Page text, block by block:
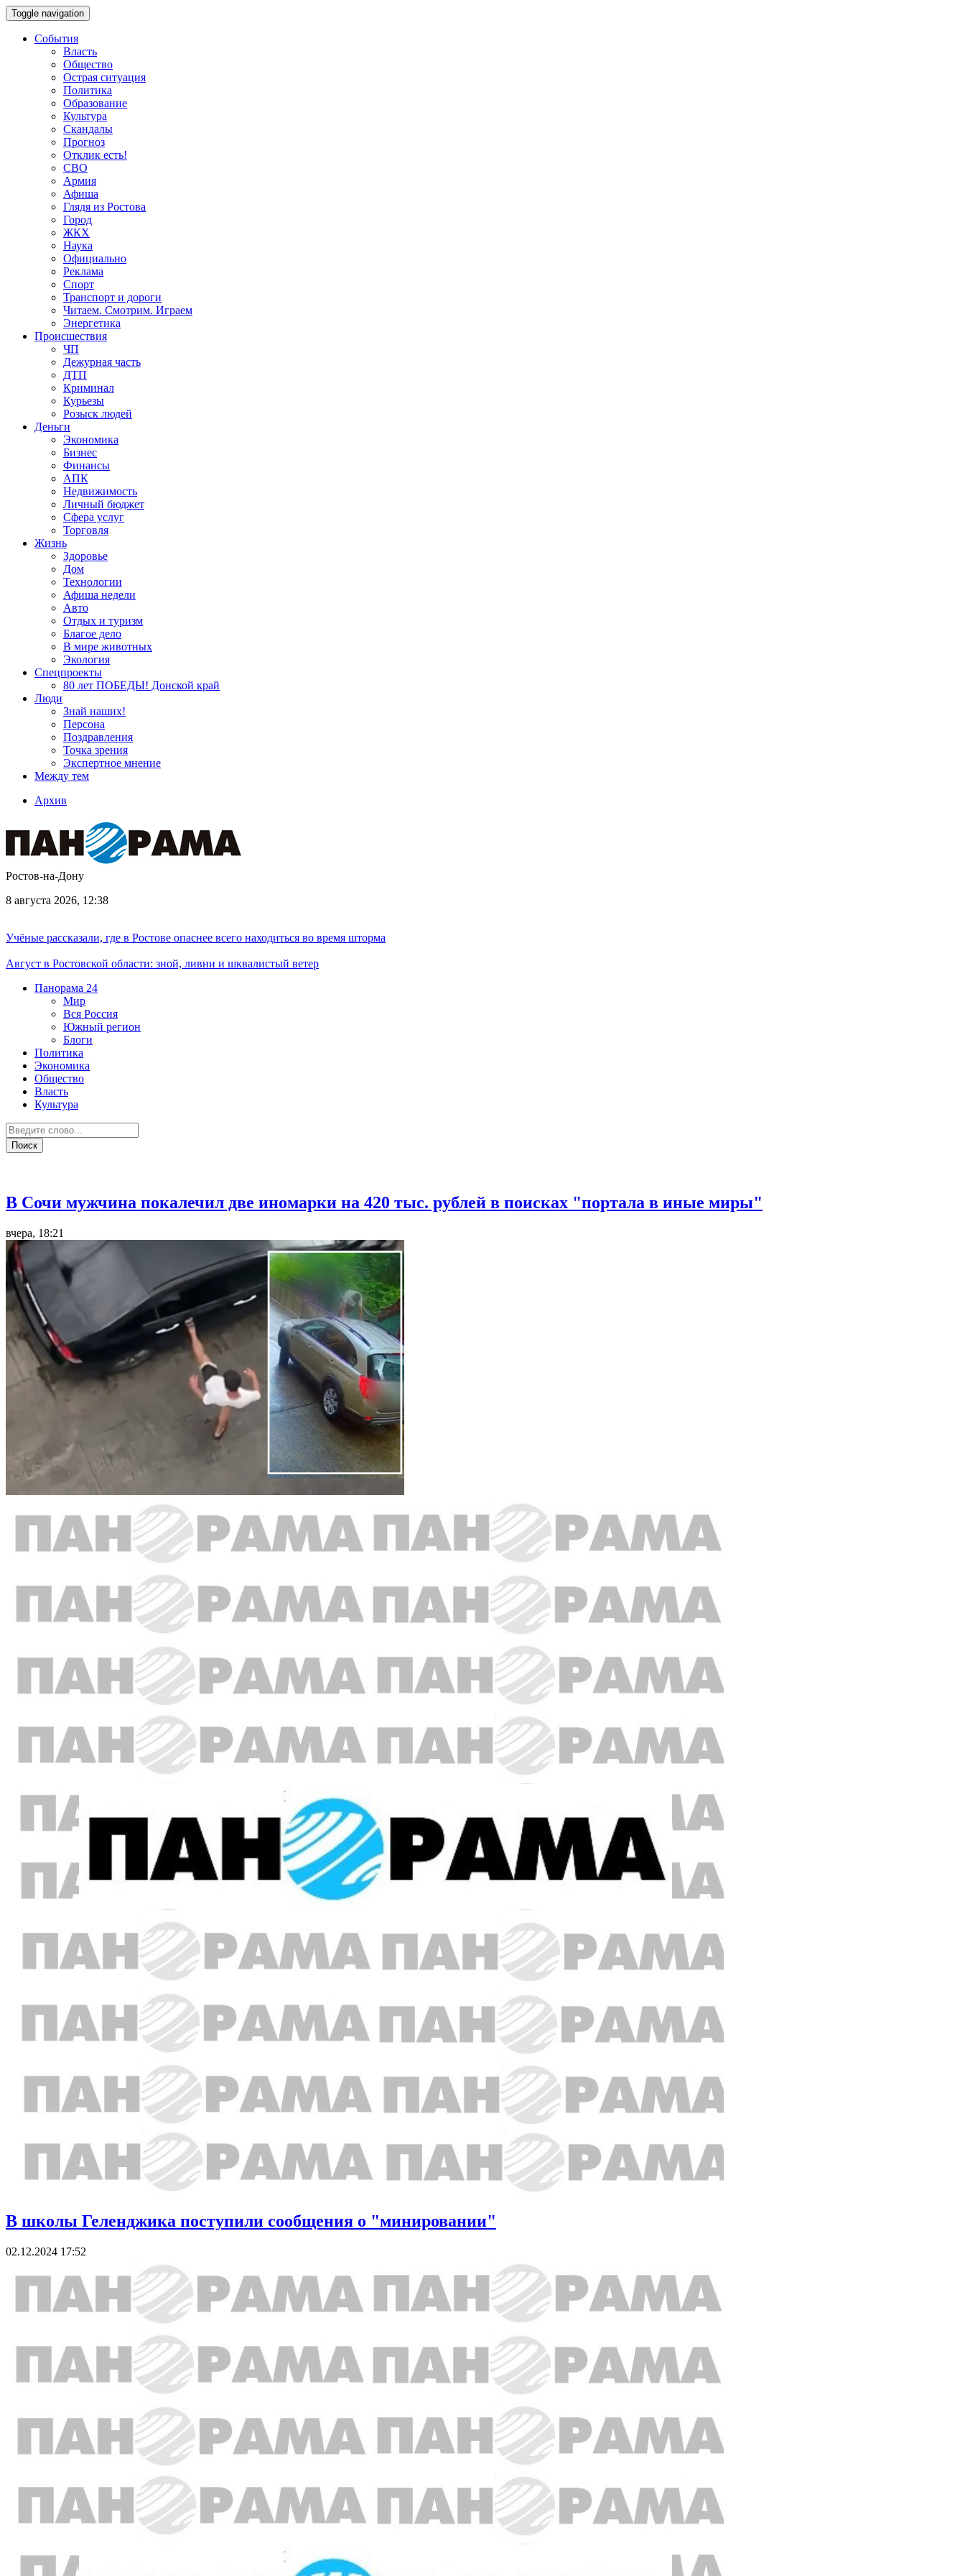
Toggle navigation
События
Власть
Общество
Острая ситуация
Политика
Образование
Культура
Скандалы
Прогноз
Отклик есть!
СВО
Армия
Афиша
Глядя из Ростова
Город
ЖКХ
Наука
Официально
Реклама
Спорт
Транспорт и дороги
Читаем. Смотрим. Играем
Энергетика
Происшествия
ЧП
Дежурная часть
ДТП
Криминал
Курьезы
Розыск людей
Деньги
Экономика
Бизнес
Финансы
АПК
Недвижимость
Личный бюджет
Сфера услуг
Торговля
Жизнь
Здоровье
Дом
Технологии
Афиша недели
Авто
Отдых и туризм
Благое дело
В мире животных
Экология
Спецпроекты
80 лет ПОБЕДЫ! Донской край
Люди
Знай наших!
Персона
Поздравления
Точка зрения
Экспертное мнение
Между тем
Архив
Ростов-на-Дону
8 августа 2026, 12:38
Учёные рассказали, где в Ростове опаснее всего находиться во время шторма
Август в Ростовской области: зной, ливни и шквалистый ветер
Панорама 24
Мир
Вся Россия
Южный регион
Блоги
Политика
Экономика
Общество
Власть
Культура
В Сочи мужчина покалечил две иномарки на 420 тыс. рублей в поисках "портала в иные миры"
вчера, 18:21
В школы Геленджика поступили сообщения о "минировании"
02.12.2024 17:52